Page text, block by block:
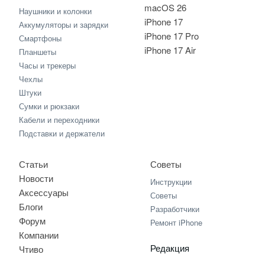
macOS 26
iPhone 17
iPhone 17 Pro
iPhone 17 Air
Наушники и колонки
Аккумуляторы и зарядки
Смартфоны
Планшеты
Часы и трекеры
Чехлы
Штуки
Сумки и рюкзаки
Кабели и переходники
Подставки и держатели
Статьи
Новости
Аксессуары
Блоги
Форум
Компании
Чтиво
Советы
Инструкции
Советы
Разработчики
Ремонт iPhone
Редакция